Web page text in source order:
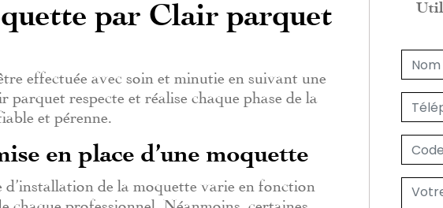
par Clair parquet
effectuée avec soin et minutie en suivant une
parquet respecte et réalise chaque phase de la
et pérenne.
en place d’une moquette
d’installation de la moquette varie en fonction
chaque professionnel. Néanmoins, certaines